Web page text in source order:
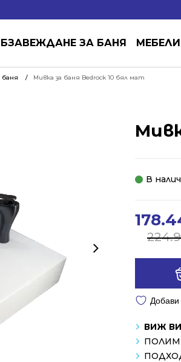
ЗА БАНЯ
баня Мивка за баня Bedrock 10 бял мат
В
Original
price
440.00
Current
price
349.00
ВИЖ